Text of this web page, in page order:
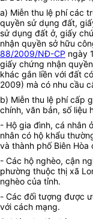
a) Miễn thu lệ phí các
quyền sử dụng đất,
sử dụng đất ở, giấy
nhận quyền sở hữu
88/2009/NĐ-CP ngày
giấy chứng nhận
khác gắn liền với đất
2009) mà có nhu cầu
b) Miễn thu lệ phí cấp
chính, văn bản, số liệu
- Hộ gia đình, cá nhân
nhân có hộ khẩu
và thành phố Biên
- Các hộ nghèo, cận
phường thuộc thị xã
nghèo của tỉnh.
- Các đối tượng được
với cách mạng.